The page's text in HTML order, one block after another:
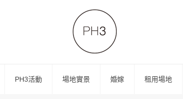
PH3活動 場地實景 婚嫁 租用場地